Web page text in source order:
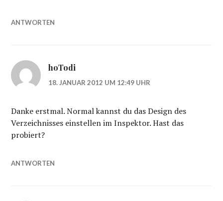
ANTWORTEN
hoTodi
18. JANUAR 2012 UM 12:49 UHR
Danke erstmal. Normal kannst du das Design des
Verzeichnisses einstellen im Inspektor. Hast das
probiert?
ANTWORTEN